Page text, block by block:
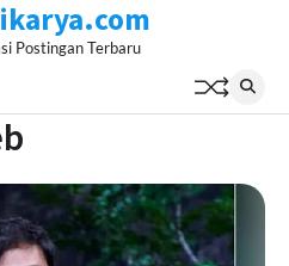
Postingan Terbaru